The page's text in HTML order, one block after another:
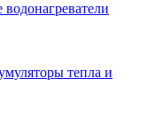
тепла и